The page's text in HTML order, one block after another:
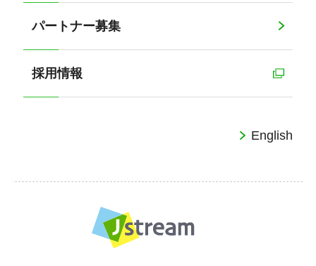
パートナー募集
採用情報
English